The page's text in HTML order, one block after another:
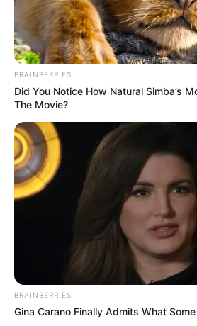
la
de
IVÁN
tirar
echó
IVÁN
BRAINBERRIES
Did You Notice How Natural Simba’s
The Movie?
BRAINBERRIES
Gina Carano Finally Admits What